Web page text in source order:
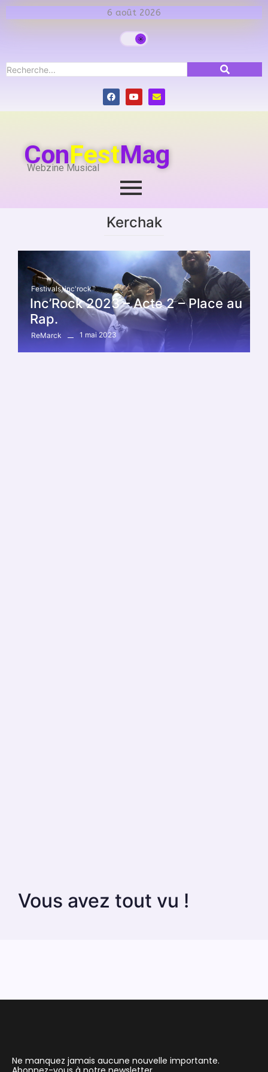
6 août 2026
ConFestMag
Webzine Musical
Kerchak
Festivals, inc'rock
Inc’Rock 2023 – Acte 2 – Place au
Rap.
ReMarck 1 mai 2023
Vous avez tout vu !
Ne manquez jamais aucune nouvelle importante.